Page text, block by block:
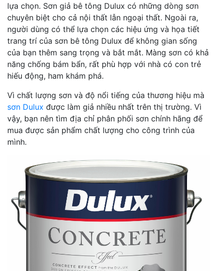
lựa chọn. Sơn giả bê tông Dulux có những dòng sơn
chuyên biệt cho cả nội thất lẫn ngoại thất. Ngoài ra,
người dùng có thể lựa chọn các hiệu ứng và họa tiết
trang trí của sơn bê tông Dulux để không gian sống
của bạn thêm sang trọng và bắt mắt. Màng sơn có khả
năng chống bám bẩn, rất phù hợp với nhà có con trẻ
hiếu động, ham khám phá.
Vì chất lượng sơn và độ nổi tiếng của thương hiệu mà
sơn Dulux được làm giả nhiều nhất trên thị trường. Vì
vậy, bạn nên tìm địa chỉ phân phối sơn chính hãng để
mua được sản phẩm chất lượng cho công trình của
mình.